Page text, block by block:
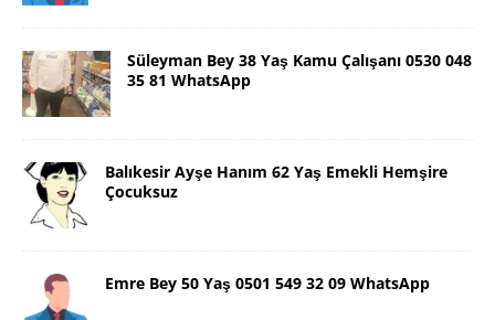
Süleyman Bey 38 Yaş Kamu Çalışanı 0530 048
35 81 WhatsApp
Balıkesir Ayşe Hanım 62 Yaş Emekli Hemşire
Çocuksuz
Emre Bey 50 Yaş 0501 549 32 09 WhatsApp